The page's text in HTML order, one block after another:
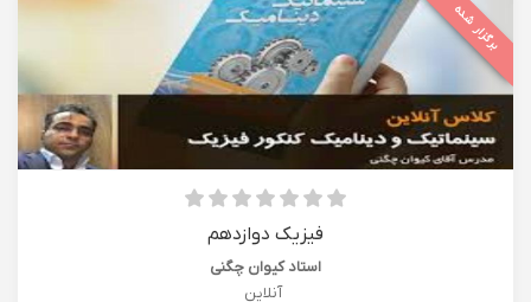
برگزار شده
فیزیک دوازدهم
استاد کیوان چگنی
آنلاین